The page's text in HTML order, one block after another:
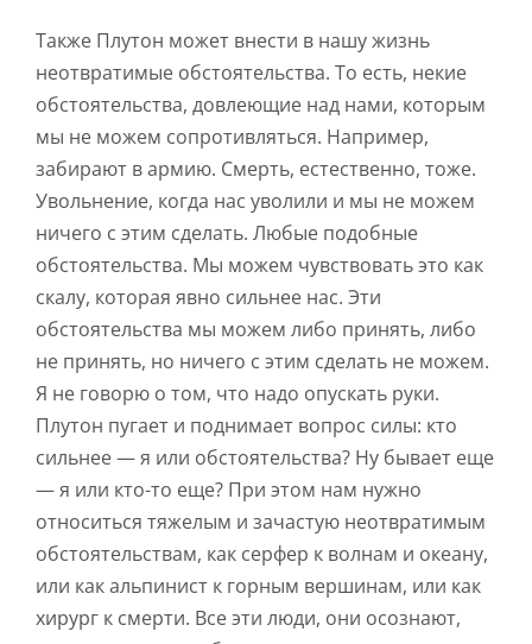
Также Плутон может внести в нашу жизнь
неотвратимые обстоятельства. То есть, некие
обстоятельства, довлеющие над нами, которым
мы не можем сопротивляться. Например,
забирают в армию. Смерть, естественно, тоже.
Увольнение, когда нас уволили и мы не можем
ничего с этим сделать. Любые подобные
обстоятельства. Мы можем чувствовать это как
скалу, которая явно сильнее нас. Эти
обстоятельства мы можем либо принять, либо
не принять, но ничего с этим сделать не можем.
Я не говорю о том, что надо опускать руки.
Плутон пугает и поднимает вопрос силы: кто
сильнее — я или обстоятельства? Ну бывает еще
— я или кто-то еще? При этом нам нужно
относиться тяжелым и зачастую неотвратимым
обстоятельствам, как серфер к волнам и океану,
или как альпинист к горным вершинам, или как
хирург к смерти. Все эти люди, они осознают,